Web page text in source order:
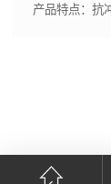
产品特点：抗